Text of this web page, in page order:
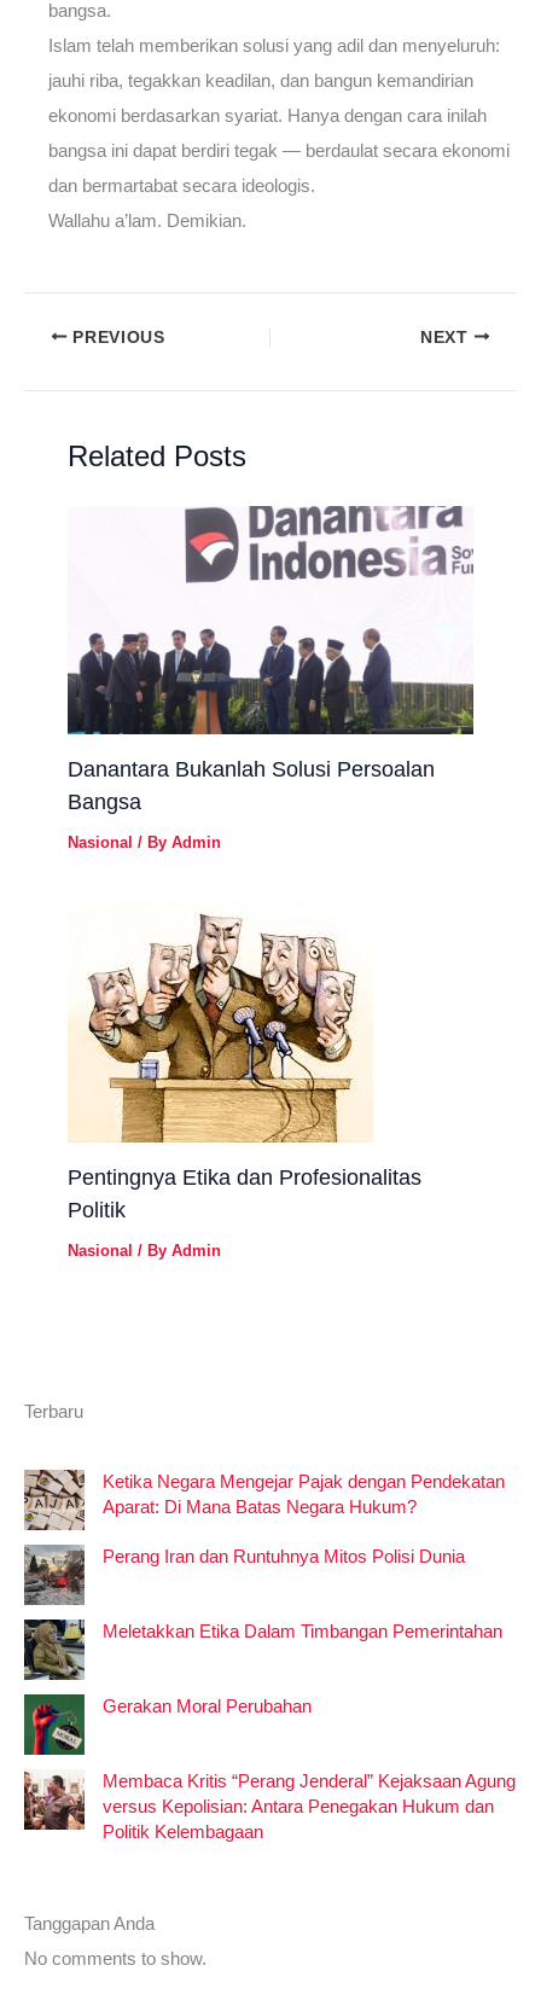
bangsa.
Islam telah memberikan solusi yang adil dan menyeluruh:
jauhi riba, tegakkan keadilan, dan bangun kemandirian
ekonomi berdasarkan syariat. Hanya dengan cara inilah
bangsa ini dapat berdiri tegak — berdaulat secara ekonomi
dan bermartabat secara ideologis.
Wallahu a’lam. Demikian.
PREVIOUS NEXT
Related Posts
Danantara Bukanlah Solusi Persoalan
Bangsa
Nasional / ByAdmin
Pentingnya Etika dan Profesionalitas
Politik
Nasional / ByAdmin
Terbaru
Ketika Negara Mengejar Pajak dengan Pendekatan
Aparat: Di Mana Batas Negara Hukum?
Perang Iran dan Runtuhnya Mitos Polisi Dunia
Meletakkan Etika Dalam Timbangan Pemerintahan
Gerakan Moral Perubahan
Membaca Kritis “Perang Jenderal” Kejaksaan Agung
versus Kepolisian: Antara Penegakan Hukum dan
Politik Kelembagaan
Tanggapan Anda
No comments to show.